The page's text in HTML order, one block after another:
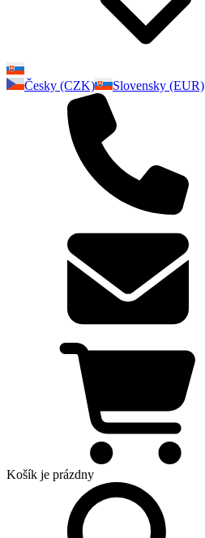
Česky (CZK)
Slovensky (EUR)
Košík je prázdny